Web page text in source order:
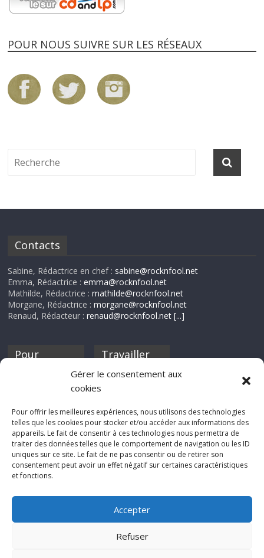
Gérer le consentement aux
cookies
Pour offrir les meilleures expériences, nous utilisons des technologies
telles que les cookies pour stocker et/ou accéder aux informations des
appareils. Le fait de consentir à ces technologies nous permettra de
traiter des données telles que le comportement de navigation ou les ID
uniques sur ce site. Le fait de ne pas consentir ou de retirer son
consentement peut avoir un effet négatif sur certaines caractéristiques
et fonctions.
Accepter
Refuser
POUR NOUS SUIVRE SUR LES RÉSEAUX
Contacts
Sabine, Rédactrice en chef : sabine@rocknfool.net
Emma, Rédactrice :emma@rocknfool.net
Mathilde, Rédactrice :mathilde@rocknfool.net
Morgane, Rédactrice :morgane@rocknfool.net
Renaud, Rédacteur :renaud@rocknfool.net [...]
Pour
discothèque
Travailler
Si tu souhaites
Rocknfool, n'hésite
pas à nous envoyer
tes chroniques de
concerts, de films,
séries ou des billets
d'humeur :
net